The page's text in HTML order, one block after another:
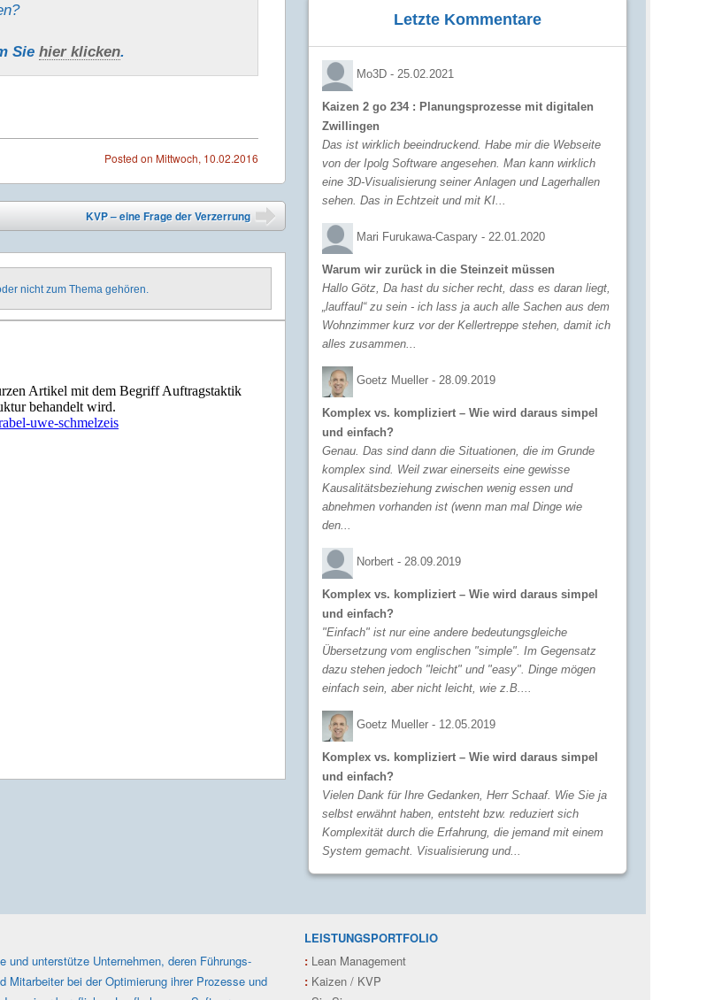
Sie hier klicken.
Posted on Mittwoch, 10.02.2016
KVP – eine Frage der Verzerrung
nicht zum Thema gehören.
Letzte Kommentare
Mo3D - 25.02.2021
Kaizen 2 go 234 : Planungsprozesse mit digitalen
Zwillingen
Das ist wirklich beeindruckend. Habe mir die Webseite
von der Ipolg Software angesehen. Man kann wirklich
eine 3D-Visualisierung seiner Anlagen und Lagerhallen
sehen. Das in Echtzeit und mit KI...
Mari Furukawa-Caspary - 22.01.2020
Warum wir zurück in die Steinzeit müssen
Hallo Götz, Da hast du sicher recht, dass es daran liegt,
„lauffaul“ zu sein - ich lass ja auch alle Sachen aus dem
Wohnzimmer kurz vor der Kellertreppe stehen, damit ich
alles zusammen...
Goetz Mueller - 28.09.2019
Komplex vs. kompliziert – Wie wird daraus simpel
und einfach?
Genau. Das sind dann die Situationen, die im Grunde
komplex sind. Weil zwar einerseits eine gewisse
Kausalitätsbeziehung zwischen wenig essen und
abnehmen vorhanden ist (wenn man mal Dinge wie
den...
Norbert - 28.09.2019
Komplex vs. kompliziert – Wie wird daraus simpel
und einfach?
"Einfach" ist nur eine andere bedeutungsgleiche
Übersetzung vom englischen "simple". Im Gegensatz
dazu stehen jedoch "leicht" und "easy". Dinge mögen
einfach sein, aber nicht leicht, wie z.B....
Goetz Mueller - 12.05.2019
Komplex vs. kompliziert – Wie wird daraus simpel
und einfach?
Vielen Dank für Ihre Gedanken, Herr Schaaf. Wie Sie ja
selbst erwähnt haben, entsteht bzw. reduziert sich
Komplexität durch die Erfahrung, die jemand mit einem
System gemacht. Visualisierung und...
und unterstütze Unter­nehmen, deren Füh­rungs­
Mit­arbeiter bei der Optimie­rung ihrer Prozesse und
LEISTUNGSPORTFOLIO
:Lean Management
:Kaizen / KVP